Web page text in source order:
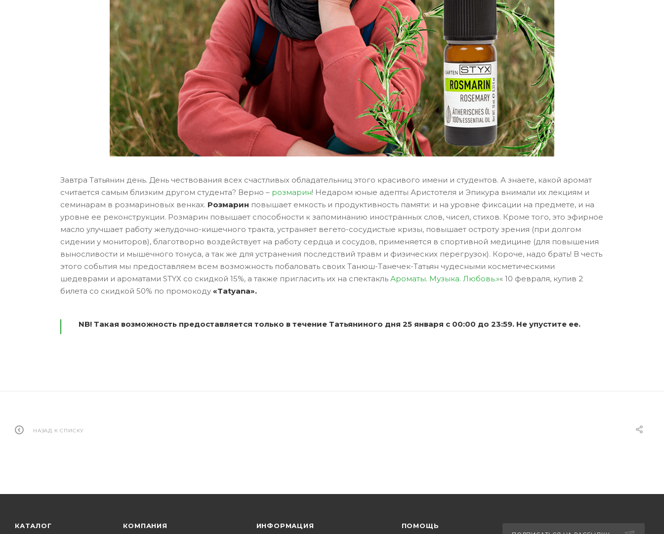
Завтра Татьянин день. День чествования всех счастливых обладательниц этого красивого имени и студентов. А знаете, какой аромат
считается самым близким другом студента? Верно – розмарин! Недаром юные адепты Аристотеля и Эпикура внимали их лекциям и
семинарам в розмариновых венках. Розмарин повышает емкость и продуктивность памяти: и на уровне фиксации на предмете, и на
уровне ее реконструкции. Розмарин повышает способности к запоминанию иностранных слов, чисел, стихов. Кроме того, это эфирное
масло улучшает работу желудочно-кишечного тракта, устраняет вегето-сосудистые кризы, повышает остроту зрения (при долгом
сидении у мониторов), благотворно воздействует на работу сердца и сосудов, применяется в спортивной медицине (для повышения
выносливости и мышечного тонуса, а так же для устранения последствий травм и физических перегрузок). Короче, надо брать! В честь
этого события мы предоставляем всем возможность побаловать своих Танюш-Танечек-Татьян чудесными косметическими
шедеврами и ароматами STYX со скидкой 15%, а также пригласить их на спектакль Ароматы. Музыка. Любовь.»« 10 февраля, купив 2
билета со скидкой 50% по промокоду «Tatyana».
NB! Такая возможность предоставляется только в течение Татьяниного дня 25 января с 00:00 до 23:59. Не упустите ее.
НАЗАД К СПИСКУ
КАТАЛОГ КОМПАНИЯ ИНФОРМАЦИЯ ПОМОЩЬ